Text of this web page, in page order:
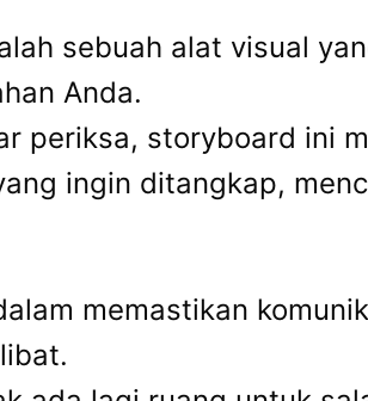
sebuah alat visual
Anda.
periksa, storyboard ini
ingin ditangkap,
memastikan